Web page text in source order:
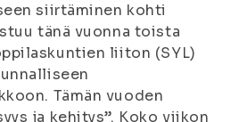
siirtäminen kohti
tänä vuonna toista
liiton (SYL)
Tämän vuoden
ja kehitys”. Koko viikon